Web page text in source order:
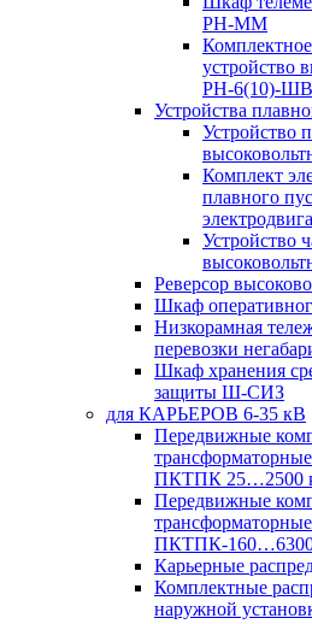
РН-ММ
устройство
РН-6(10)-
Устройства
Устройство
Комплект
плавного
Устройство
Реверсор
Шкаф
Низкорамная
перевозки
Шкаф хранения
защиты Ш-СИЗ
для КАРЬЕРОВ 6-35 кВ
Передвижные
ПКТПК 25…2500
Передвижные
ПКТПК-
Карьерные
Комплектные
наружной